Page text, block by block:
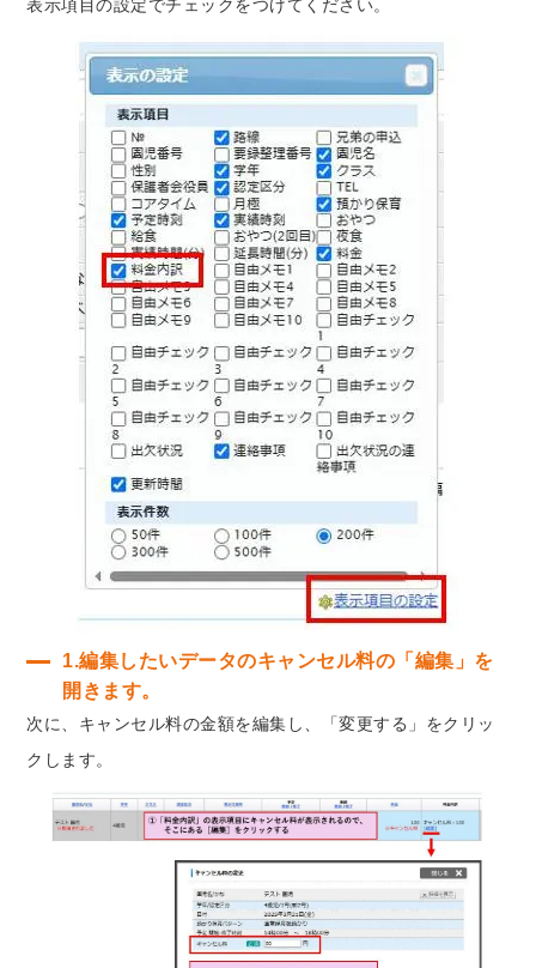
表示項目の設定でチェックをつけてください。
1.編集したいデータのキャンセル料の「編集」を
開きます。
次に、キャンセル料の金額を編集し、「変更する」をクリッ
クします。